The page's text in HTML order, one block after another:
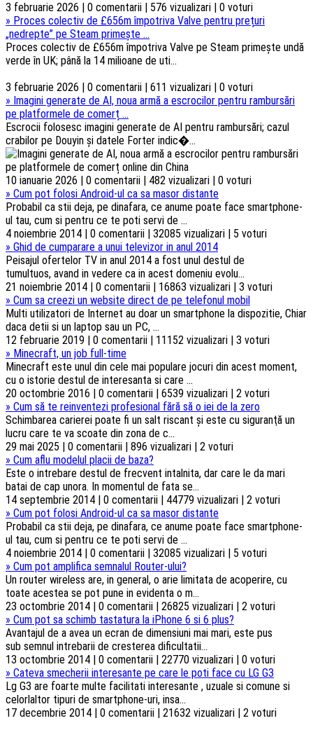
3 februarie 2026 | 0 comentarii | 576 vizualizari | 0 voturi
» Proces colectiv de £656m împotriva Valve pentru prețuri
„nedrepte” pe Steam primește ...
Proces colectiv de £656m împotriva Valve pe Steam primește undă
verde în UK; până la 14 milioane de uti...
3 februarie 2026 | 0 comentarii | 611 vizualizari | 0 voturi
» Imagini generate de AI, noua armă a escrocilor pentru rambursări
pe platformele de comerț ...
Escrocii folosesc imagini generate de AI pentru rambursări; cazul
crabilor pe Douyin și datele Forter indic�...
10 ianuarie 2026 | 0 comentarii | 482 vizualizari | 0 voturi
» Cum pot folosi Android-ul ca sa masor distante
Probabil ca stii deja, pe dinafara, ce anume poate face smartphone-
ul tau, cum si pentru ce te poti servi de ...
4 noiembrie 2014 | 0 comentarii | 32085 vizualizari | 5 voturi
» Ghid de cumparare a unui televizor in anul 2014
Peisajul ofertelor TV in anul 2014 a fost unul destul de
tumultuos, avand in vedere ca in acest domeniu evolu...
21 noiembrie 2014 | 0 comentarii | 16863 vizualizari | 3 voturi
» Cum sa creezi un website direct de pe telefonul mobil
Multi utilizatori de Internet au doar un smartphone la dispozitie, Chiar
daca detii si un laptop sau un PC, ...
12 februarie 2019 | 0 comentarii | 11152 vizualizari | 3 voturi
» Minecraft, un job full-time
Minecraft este unul din cele mai populare jocuri din acest moment,
cu o istorie destul de interesanta si care ...
20 octombrie 2016 | 0 comentarii | 6539 vizualizari | 2 voturi
» Cum să te reinventezi profesional fără să o iei de la zero
Schimbarea carierei poate fi un salt riscant şi este cu siguranţă un
lucru care te va scoate din zona de c...
29 mai 2025 | 0 comentarii | 896 vizualizari | 2 voturi
» Cum aflu modelul placii de baza?
Este o intrebare destul de frecvent intalnita, dar care le da mari
batai de cap unora. In momentul de fata se...
14 septembrie 2014 | 0 comentarii | 44779 vizualizari | 2 voturi
» Cum pot folosi Android-ul ca sa masor distante
Probabil ca stii deja, pe dinafara, ce anume poate face smartphone-
ul tau, cum si pentru ce te poti servi de ...
4 noiembrie 2014 | 0 comentarii | 32085 vizualizari | 5 voturi
» Cum pot amplifica semnalul Router-ului?
Un router wireless are, in general, o arie limitata de acoperire, cu
toate acestea se pot pune in evidenta o m...
23 octombrie 2014 | 0 comentarii | 26825 vizualizari | 2 voturi
» Cum pot sa schimb tastatura la iPhone 6 si 6 plus?
Avantajul de a avea un ecran de dimensiuni mai mari, este pus
sub semnul intrebarii de cresterea dificultatii...
13 octombrie 2014 | 0 comentarii | 22770 vizualizari | 0 voturi
» Cateva smecherii interesante pe care le poti face cu LG G3
Lg G3 are foarte multe facilitati interesante , uzuale si comune si
celorlaltor tipuri de smartphone-uri, insa...
17 decembrie 2014 | 0 comentarii | 21632 vizualizari | 2 voturi